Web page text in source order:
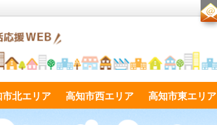
市北エリア 高知市西エリア 高知市東エリア